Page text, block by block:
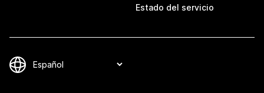
Estado del servicio